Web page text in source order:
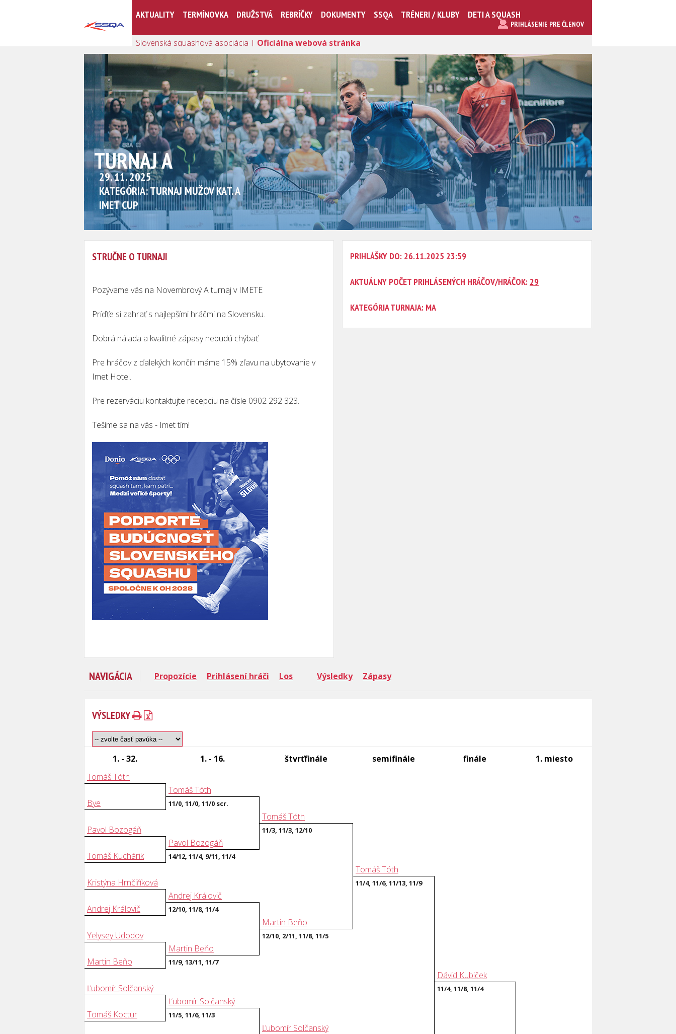
AKTUALITY TERMÍNOVKA DRUŽSTVÁ REBRÍČKY DOKUMENTY SSQA TRÉNERI / KLUBY DETI A SQUASH
PRIHLÁSENIE PRE ČLENOV
Slovenská squashová asociácia | Oficiálna webová stránka
TURNAJ A
29. 11. 2025
KATEGÓRIA: TURNAJ MUŽOV KAT. A
IMET CUP
STRUČNE O TURNAJI
Pozývame vás na Novembrový A turnaj v IMETE
Príďťe si zahrať s najlepšími hráčmi na Slovensku.
Dobrá nálada a kvalitné zápasy nebudú chýbať.
Pre hráčov z ďalekých končín máme 15% zľavu na ubytovanie v
Imet Hotel.
Pre rezerváciu kontaktujte recepciu na čísle 0902 292 323.
Tešíme sa na vás - Imet tím!
PRIHLÁŠKY DO: 26.11.2025 23:59
AKTUÁLNY POČET PRIHLÁSENÝCH HRÁČOV/HRÁČOK: 29
KATEGÓRIA TURNAJA: MA
NAVIGÁCIA Propozície Prihlásení hráči Los Výsledky Zápasy
VÝSLEDKY
1. - 32. 1. - 16. štvrťfinále semifinále finále
1. miesto
Tomáš Tóth
Tomáš Tóth
Bye
11/0, 11/0, 11/0 scr.
Tomáš Tóth
Pavol Bozogáň
11/3, 11/3, 12/10
Pavol Bozogáň
Tomáš Kuchárik
14/12, 11/4, 9/11, 11/4
Tomáš Tóth
Kristýna Hrnčiříková
11/4, 11/6, 11/13, 11/9
Andrej Královič
Andrej Královič
12/10, 11/8, 11/4
Martin Beňo
Yelysey Udodov
12/10, 2/11, 11/8, 11/5
Martin Beňo
Martin Beňo
11/9, 13/11, 11/7
Dávid Kubiček
Ľubomír Solčanský
11/4, 11/8, 11/4
Ľubomír Solčanský
Tomáš Koctur
11/5, 11/6, 11/3
Ľubomír Solčanský